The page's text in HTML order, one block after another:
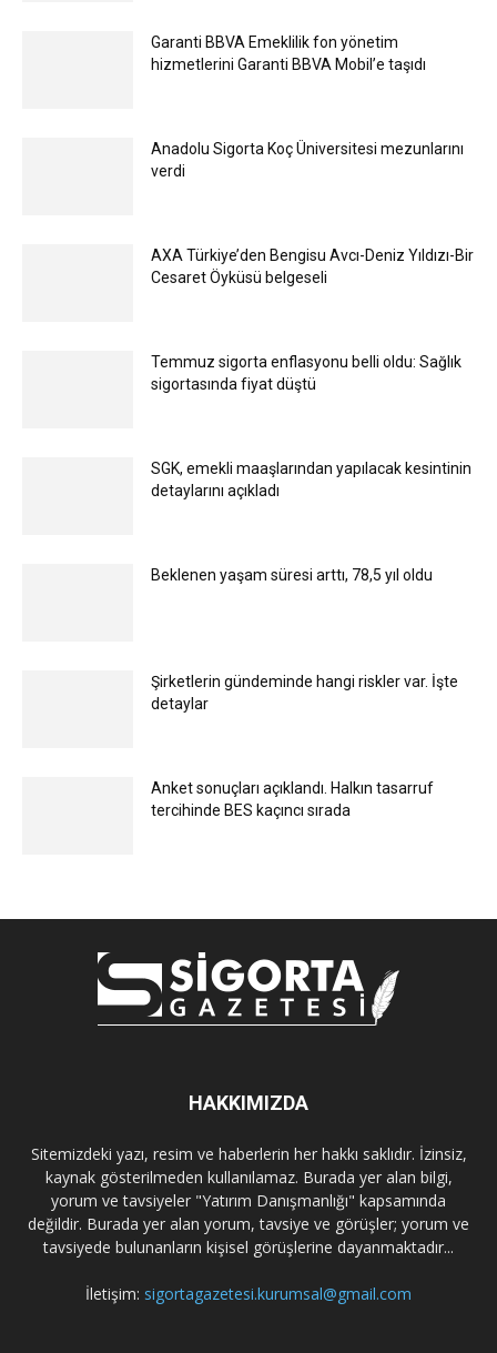
Garanti BBVA Emeklilik fon yönetim
hizmetlerini Garanti BBVA Mobil’e taşıdı
Anadolu Sigorta Koç Üniversitesi mezunlarını
verdi
AXA Türkiye’den Bengisu Avcı-Deniz Yıldızı-Bir
Cesaret Öyküsü belgeseli
Temmuz sigorta enflasyonu belli oldu: Sağlık
sigortasında fiyat düştü
SGK, emekli maaşlarından yapılacak kesintinin
detaylarını açıkladı
Beklenen yaşam süresi arttı, 78,5 yıl oldu
Şirketlerin gündeminde hangi riskler var. İşte
detaylar
Anket sonuçları açıklandı. Halkın tasarruf
tercihinde BES kaçıncı sırada
HAKKIMIZDA
Sitemizdeki yazı, resim ve haberlerin her hakkı saklıdır. İzinsiz,
kaynak gösterilmeden kullanılamaz. Burada yer alan bilgi,
yorum ve tavsiyeler "Yatırım Danışmanlığı" kapsamında
değildir. Burada yer alan yorum, tavsiye ve görüşler; yorum ve
tavsiyede bulunanların kişisel görüşlerine dayanmaktadır...
İletişim: sigortagazetesi.kurumsal@gmail.com